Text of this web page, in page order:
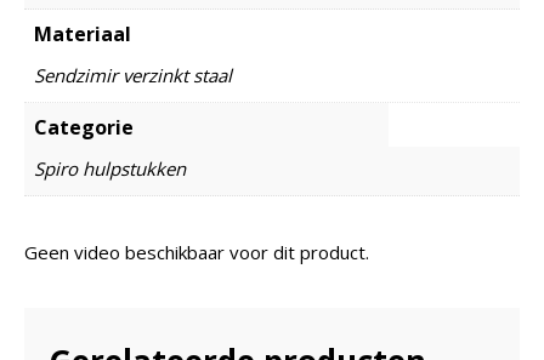
Materiaal
Sendzimir verzinkt staal
Categorie
Spiro hulpstukken
Geen video beschikbaar voor dit product.